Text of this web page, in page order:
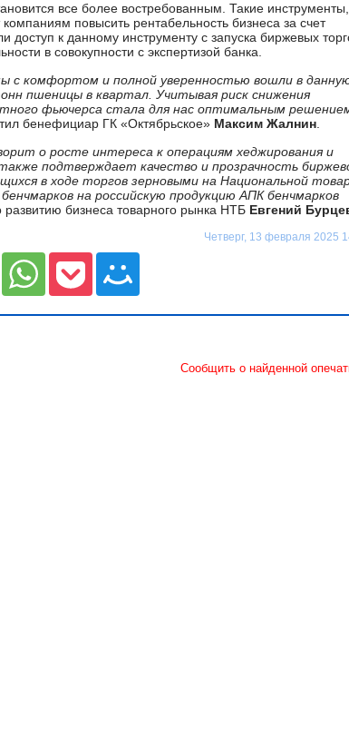
все более востребованным. Такие инструменты,
повысить рентабельность бизнеса за счет
к данному инструменту с запуска биржевых
в совокупности с экспертизой банка.
с комфортом и полной уверенностью вошли в
пшеницы в квартал. Учитывая риск снижения
фьючерса стала для нас оптимальным
бенефициар ГК «Октябрьское» Максим Жалнин
о росте интереса к операциям хеджирования и
подтверждает качество и прозрачность
в ходе торгов зерновыми на Национальной
на российскую продукцию АПК бенчмарков
бизнеса товарного рынка НТБ Евгений
Четверг, 13 февраля 2025